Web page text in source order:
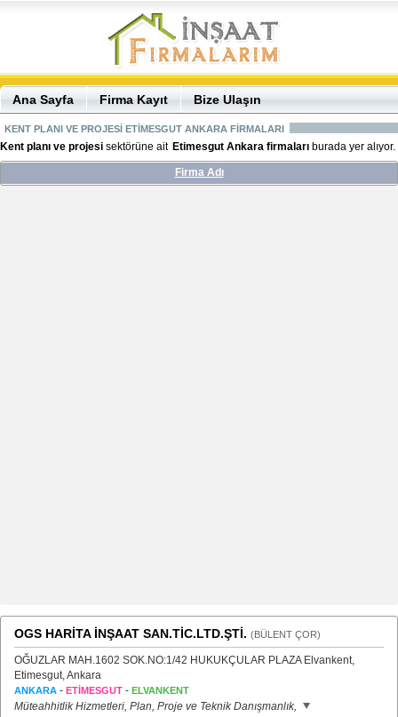
Ana Sayfa Firma Kayıt Bize Ulaşın
KENT PLANI VE PROJESİ ETİMESGUT ANKARA FİRMALARI
Kent planı ve projesi sektörüne ait Etimesgut Ankara firmaları burada yer alıyor.
Firma Adı
OGS HARİTA İNŞAAT SAN.TİC.LTD.ŞTİ. (BÜLENT ÇOR)
OĞUZLAR MAH.1602 SOK.NO:1/42 HUKUKÇULAR PLAZA Elvankent,
Etimesgut, Ankara
ANKARA - ETİMESGUT - ELVANKENT
Müteahhitlik Hizmetleri, Plan, Proje ve Teknik Danışmanlık,